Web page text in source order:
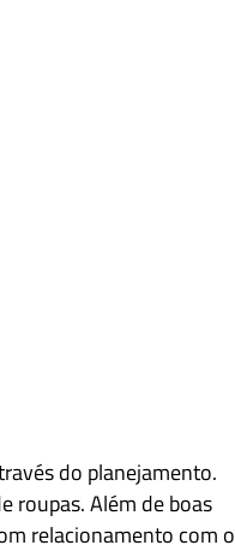
do planejamento.
roupas. Além de boas
relacionamento com o